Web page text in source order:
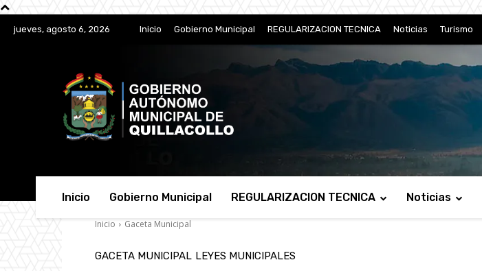
jueves, agosto 6, 2026 Inicio Gobierno Municipal REGULARIZACION TECNICA Noticias Turismo
Inicio Gobierno Municipal REGULARIZACION TECNICA Noticias
Inicio Gaceta Municipal
GACETA MUNICIPAL LEYES MUNICIPALES